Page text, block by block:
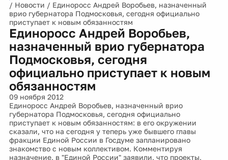
/ Новости / Единоросс Андрей Воробьев, назначенный
врио губернатора Подмосковья, сегодня официально
приступает к новым обязанностям
Единоросс Андрей Воробьев,
назначенный врио губернатора
Подмосковья, сегодня
официально приступает к новым
обязанностям
09 ноября 2012
Единоросс Андрей Воробьев, назначенный врио
губернатора Подмосковья, сегодня официально
приступает к новым обязанностям: в его окружении
сказали, что на сегодня у теперь уже бывшего главы
фракции Единой России в Госдуме запланировано
знакомство с новым коллективом. Комментируя
назначение, в "Единой России" заявили, что проекты,